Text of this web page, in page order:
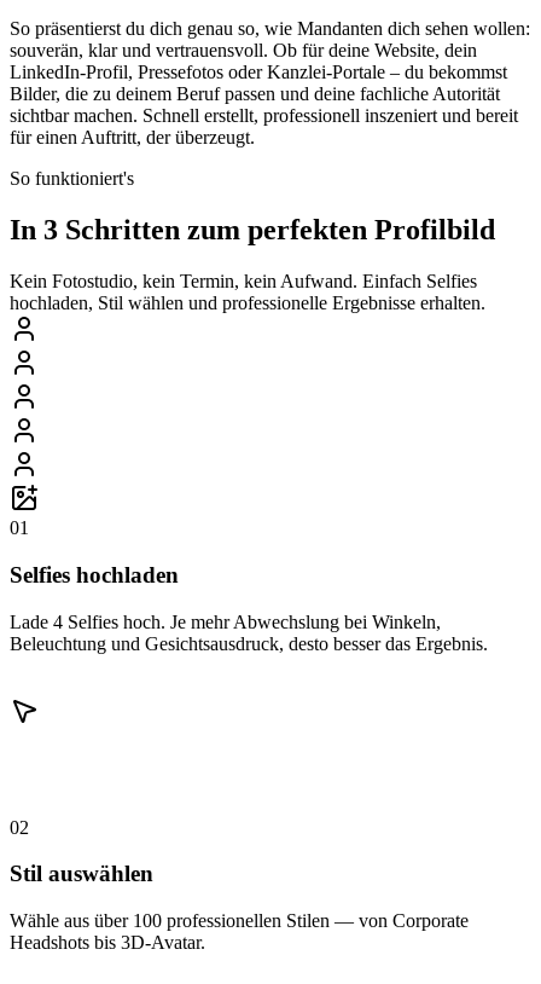
So präsentierst du dich genau so, wie Mandanten dich sehen wollen:
souverän, klar und vertrauensvoll. Ob für deine Website, dein
LinkedIn-Profil, Pressefotos oder Kanzlei-Portale – du bekommst
Bilder, die zu deinem Beruf passen und deine fachliche Autorität
sichtbar machen. Schnell erstellt, professionell inszeniert und bereit
für einen Auftritt, der überzeugt.
So funktioniert's
In 3 Schritten zum perfekten Profilbild
Kein Fotostudio, kein Termin, kein Aufwand. Einfach Selfies
hochladen, Stil wählen und professionelle Ergebnisse erhalten.
01
Selfies hochladen
Lade 4 Selfies hoch. Je mehr Abwechslung bei Winkeln,
Beleuchtung und Gesichtsausdruck, desto besser das Ergebnis.
02
Stil auswählen
Wähle aus über 100 professionellen Stilen — von Corporate
Headshots bis 3D-Avatar.